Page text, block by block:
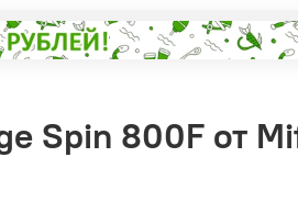
Spin 800F от